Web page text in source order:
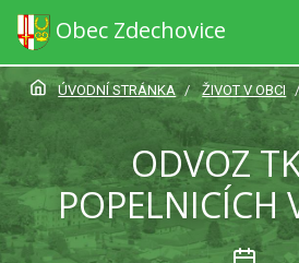
Obec Zdechovice
ÚVODNÍ STRÁNKA ŽIVOT V OBCI
ODVOZ
POPELNICÍCH